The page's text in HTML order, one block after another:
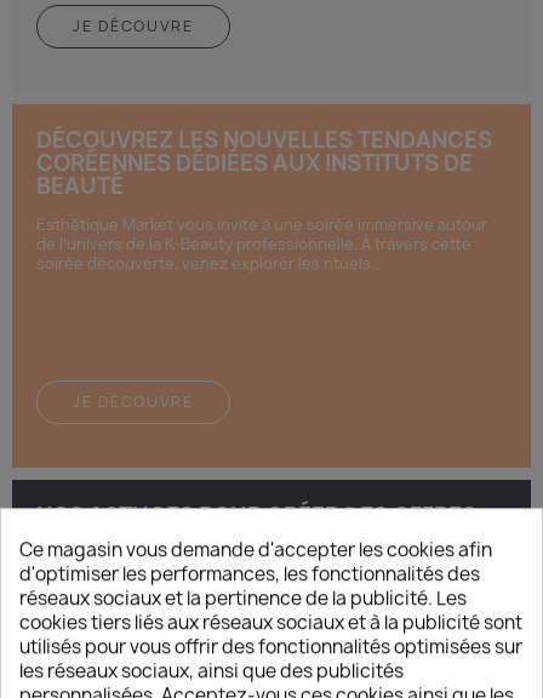
JE DÉCOUVRE
DÉCOUVREZ LES NOUVELLES TENDANCES
CORÉENNES DÉDIÉES AUX INSTITUTS DE
BEAUTÉ
Esthétique Market vous invite à une soirée immersive autour
de l’univers de la K-Beauty professionnelle. À travers cette
soirée découverte, venez explorer les rituels...
JE DÉCOUVRE
NOS ASTUCES POUR CRÉER DES OFFRES
IRRÉSISTIBLES POUR LA SAINT-VALENTIN !
🎉 La Saint-Valentin approche ! Et vous, prêtes à faire battre le
cœur de vos clientes ? 💖 Ah, la Saint-Valentin… Même si elle a
parfois son côté « commercial » critiqué,...
Ce magasin vous demande d'accepter les cookies afin
d'optimiser les performances, les fonctionnalités des
réseaux sociaux et la pertinence de la publicité. Les
cookies tiers liés aux réseaux sociaux et à la publicité sont
utilisés pour vous offrir des fonctionnalités optimisées sur
les réseaux sociaux, ainsi que des publicités